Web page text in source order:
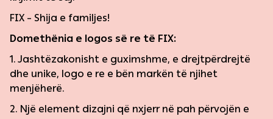
FIX – Shija e familjes!
Domethënia e logos së re të FIX:
1. Jashtëzakonisht e guximshme, e drejtpërdrejtë
dhe unike, logo e re e bën markën të njihet
menjëherë.
2. Një element dizajni që nxjerr në pah përvojën e